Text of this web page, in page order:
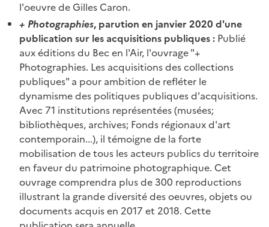
l'oeuvre de Gilles Caron.
+ Photographies, parution en janvier 2020 d'une
publication sur les acquisitions publiques : Publié
aux éditions du Bec en l'Air, l'ouvrage "+
Photographies. Les acquisitions des collections
publiques" a pour ambition de refléter le
dynamisme des politiques publiques d'acquisitions.
Avec 71 institutions représentées (musées;
bibliothèques, archives; Fonds régionaux d'art
contemporain...), il témoigne de la forte
mobilisation de tous les acteurs publics du territoire
en faveur du patrimoine photographique. Cet
ouvrage comprendra plus de 300 reproductions
illustrant la grande diversité des oeuvres, objets ou
documents acquis en 2017 et 2018. Cette